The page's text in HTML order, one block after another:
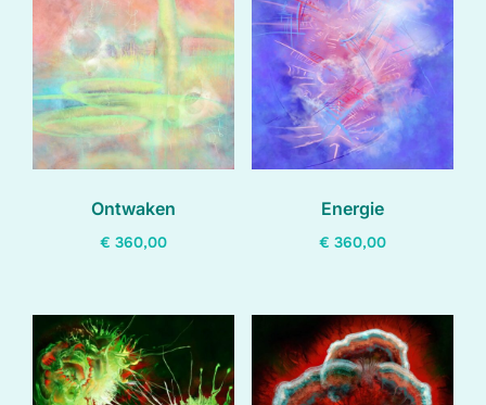
Ontwaken
€ 360,00
Energie
€ 360,00